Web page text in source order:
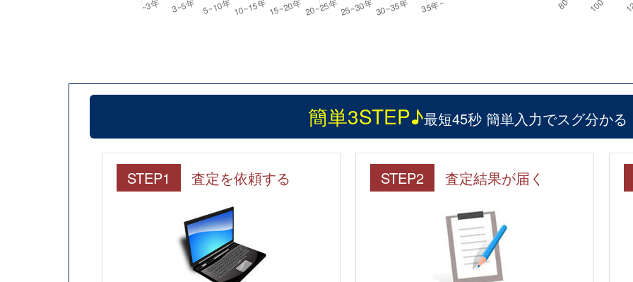
簡単3STEP♪最短45秒 簡単入力でスグ分かる
STEP1 査定を依頼する STEP2 査定結果が届く